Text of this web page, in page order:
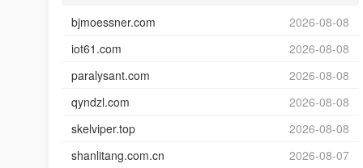
bjmoessner.com
2026-08-08
iot61.com
2026-08-08
paralysant.com
2026-08-08
qyndzl.com
2026-08-08
skelviper.top
2026-08-08
shanlitang.com.cn
2026-08-07